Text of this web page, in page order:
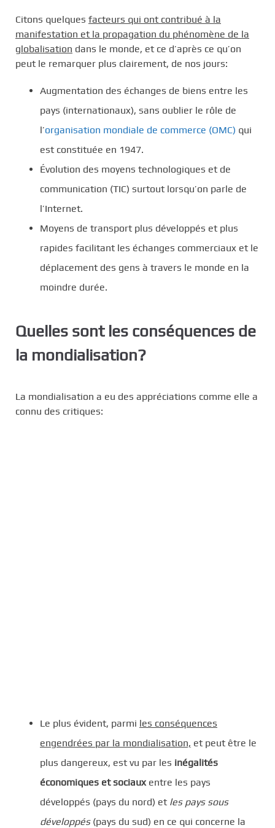
Citons quelques facteurs qui ont contribué à la
manifestation et la propagation du phénomène de la
globalisation dans le monde, et ce d’après ce qu’on
peut le remarquer plus clairement, de nos jours:
Augmentation des échanges de biens entre les
pays (internationaux), sans oublier le rôle de
l’organisation mondiale de commerce (OMC) qui
est constituée en 1947.
Évolution des moyens technologiques et de
communication (TIC) surtout lorsqu’on parle de
l’Internet.
Moyens de transport plus développés et plus
rapides facilitant les échanges commerciaux et le
déplacement des gens à travers le monde en la
moindre durée.
Quelles sont les conséquences de
la mondialisation?
La mondialisation a eu des appréciations comme elle a
connu des critiques:
Le plus évident, parmi les conséquences
engendrées par la mondialisation, et peut être le
plus dangereux, est vu par les inégalités
économiques et sociaux entre les pays
développés (pays du nord) et les pays sous
développés(pays du sud) en ce qui concerne la